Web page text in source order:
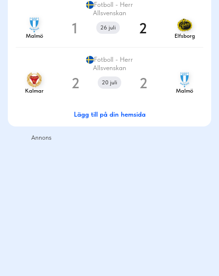
Fotboll - Herr
Allsvenskan
Malmö 1 26 juli 2 Elfsborg
Fotboll - Herr
Allsvenskan
Kalmar 2 20 juli 2 Malmö
Lägg till på din hemsida